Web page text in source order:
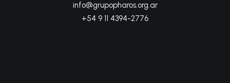
info@grupopharos.org.ar
+54 9 11 4394-2776